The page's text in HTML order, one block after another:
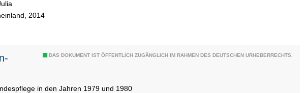
2014
DAS DOKUMENT IST ÖFFENTLICH ZUGÄNGLICH IM RAHMEN DES DEUTSCHEN URHEBERRECHTS.
in den Jahren 1979 und 1980